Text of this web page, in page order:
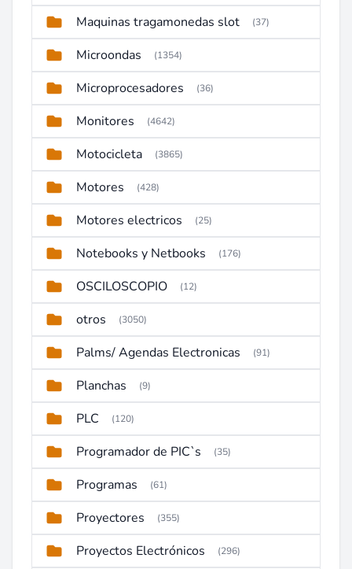
Maquinas tragamonedas slot (37)
Microondas (1354)
Microprocesadores (36)
Monitores (4642)
Motocicleta (3865)
Motores (428)
Motores electricos (25)
Notebooks y Netbooks (176)
OSCILOSCOPIO (12)
otros (3050)
Palms/ Agendas Electronicas (91)
Planchas (9)
PLC (120)
Programador de PIC`s (35)
Programas (61)
Proyectores (355)
Proyectos Electrónicos (296)